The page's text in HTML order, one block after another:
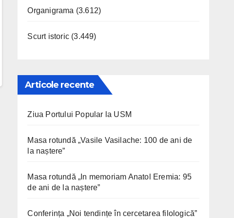
Organigrama (3.612)
Scurt istoric (3.449)
Articole recente
Ziua Portului Popular la USM
Masa rotundă „Vasile Vasilache: 100 de ani de
la naștere”
Masa rotundă „In memoriam Anatol Eremia: 95
de ani de la naștere”
Conferința „Noi tendințe în cercetarea filologică”